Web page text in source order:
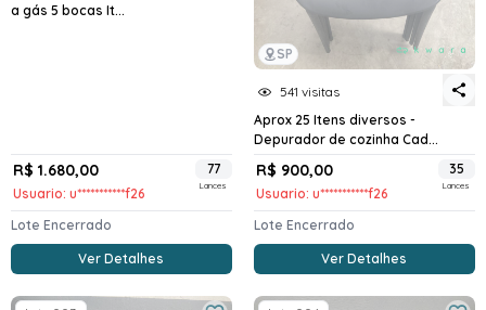
a gás 5 bocas It...
R$ 1.680,00
Usuario: u***********f26
77
Lances
Lote Encerrado
Ver Detalhes
SP
541 visitas
Aprox 25 Itens diversos -
Depurador de cozinha Cad...
R$ 900,00
Usuario: u***********f26
35
Lances
Lote Encerrado
Ver Detalhes